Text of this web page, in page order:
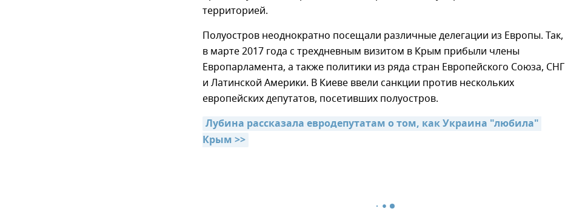
территорией.
Полуостров неоднократно посещали различные делегации из Европы. Так,
в марте 2017 года с трехдневным визитом в Крым прибыли члены
Европарламента, а также политики из ряда стран Европейского Союза, СНГ
и Латинской Америки. В Киеве ввели санкции против нескольких
европейских депутатов, посетивших полуостров.
Лубина рассказала евродепутатам о том, как Украина "любила"
Крым >>